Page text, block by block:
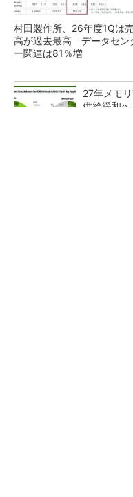
村田製作所、26年度1Qは
高が過去最高 データセン
ー関連は81％増
27年メモ
供給緩和へ